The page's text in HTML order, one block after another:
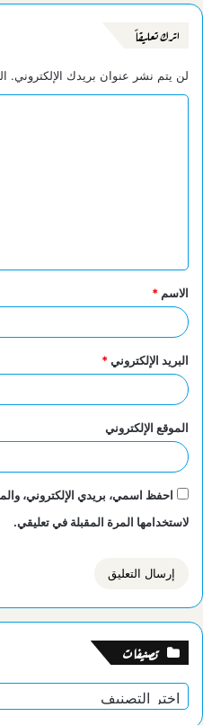
اترك تعليقاً
لن يتم نشر عنوان بريدك الإلكتروني.
ق
*
الاسم *
البريد الإلكتروني*
الموقع الإلكتروني
احفظ اسمي، بريدي الإلكتروني،
لاستخدامها المرة المقبلة في تعليقي.
تصنيفات
تصنيفات